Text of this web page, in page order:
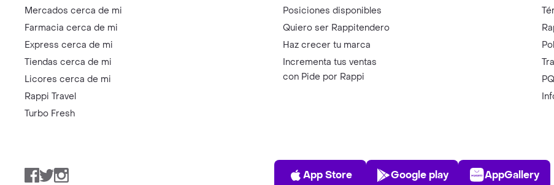
Mercados cerca de mi
Farmacia cerca de mi
Express cerca de mi
Tiendas cerca de mi
Licores cerca de mi
Rappi Travel
Turbo Fresh
Posiciones disponibles
Quiero ser Rappitendero
Haz crecer tu marca
Incrementa tus ventas
con Pide por Rappi
Facebook
TwitterInstagram
App Store
App Store
Play Store
Google play
AppGallery
AppGallery